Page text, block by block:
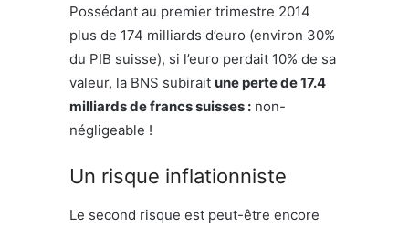
Possédant au premier trimestre 2014
plus de 174 milliards d’euro (environ 30%
du PIB suisse), si l’euro perdait 10% de sa
valeur, la BNS subirait une perte de 17.4
milliards de francs suisses : non-
négligeable !
Un risque inflationniste
Le second risque est peut-être encore